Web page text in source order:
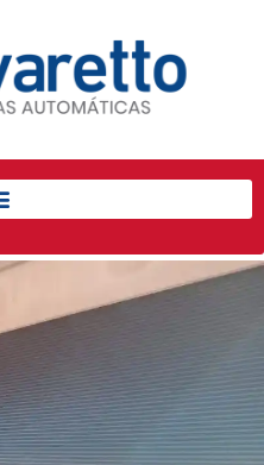
Início
Porta de Enrolar Automática
Automatizadores
Acessórios Para Portas de
Enrolar
Pintura eletrostática